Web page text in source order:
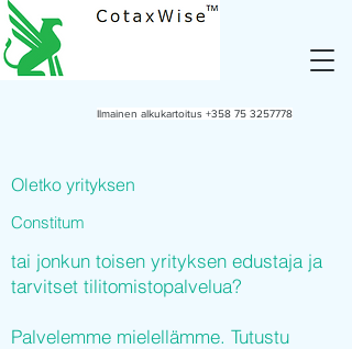
Ilmainen alkukartoitus +358 75 3257778
Oletko yrityksen
Constitum
tai jonkun toisen yrityksen edustaja ja
tarvitset tilitomistopalvelua?
Palvelemme mielellämme. Tutustu